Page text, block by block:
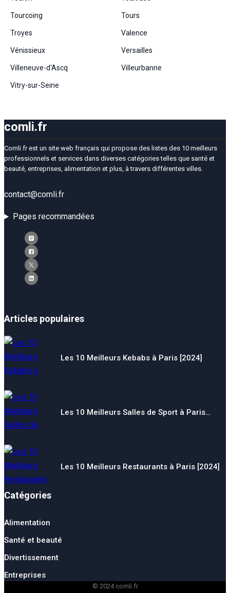
Tourcoing Tours
Troyes Valence
Vénissieux Versailles
Villeneuve-d'Ascq Villeurbanne
Vitry-sur-Seine
comli.fr
Comli.fr est un site web français qui propose des listes des 10 meilleurs
professionnels et services dans diverses catégories telles que santé et
beauté, entreprises, alimentation et plus, à travers différentes villes.
contact@comli.fr
Pages recommandées
Articles populaires
Les 10 Meilleurs Kebabs à Paris [2024]
Les 10 Meilleurs Salles de Sport à Paris…
Les 10 Meilleurs Restaurants à Paris [2024]
Catégories
Alimentation
Santé et beauté
Divertissement
Entreprises
© 2024 comli.fr